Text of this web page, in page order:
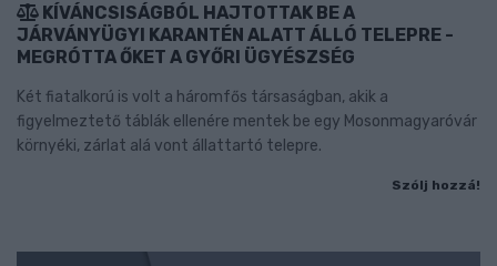
KÍVÁNCSISÁGBÓL HAJTOTTAK BE A
JÁRVÁNYÜGYI KARANTÉN ALATT ÁLLÓ TELEPRE -
MEGRÓTTA ŐKET A GYŐRI ÜGYÉSZSÉG
Két fiatalkorú is volt a háromfős társaságban, akik a
figyelmeztető táblák ellenére mentek be egy Mosonmagyaróvár
környéki, zárlat alá vont állattartó telepre.
Szólj hozzá!